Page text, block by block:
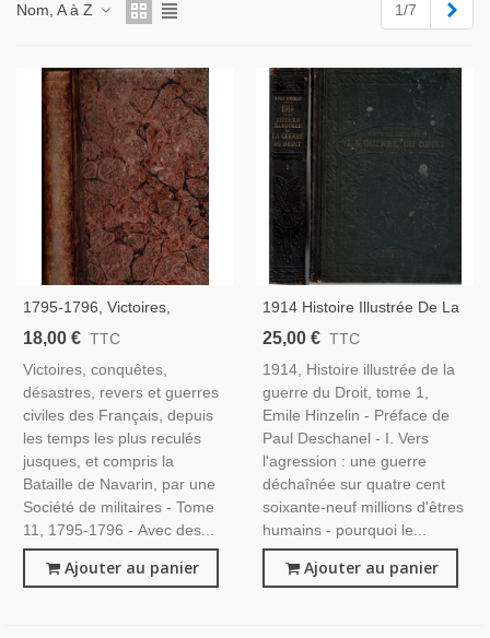
Nom, A à Z 1/7
1795-1796, Victoires,
Conquêtes, Désastres,
Des Français - Militaires,
Directoire, Gravures, Italie
18,00 € TTC
Victoires, conquêtes,
désastres, revers et guerres
civiles des Français, depuis
les temps les plus reculés
jusques, et compris la
Bataille de Navarin, par une
Société de militaires - Tome
11, 1795-1796 - Avec des...
Ajouter au panier
1914 Histoire Illustrée De La
Guerre Du Droit T1, Emile
1914-1918, Relations
Internationales XXe
25,00 € TTC
1914, Histoire illustrée de la
guerre du Droit, tome 1,
Emile Hinzelin - Préface de
Paul Deschanel - I. Vers
l'agression : une guerre
déchaînée sur quatre cent
soixante-neuf millions d'êtres
humains - pourquoi le...
Ajouter au panier